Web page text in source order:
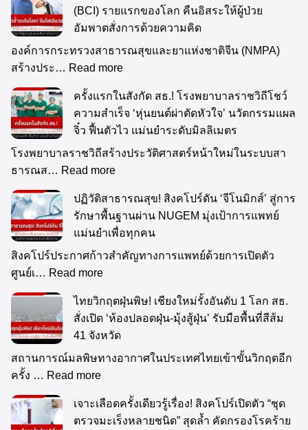
(BCI) รายแรกของโลก คืนอิสระให้ผู้ป่วย
อัมพาตสั่งการด้วยความคิด
องค์การกระทรวงสาธารณสุขและยาแห่งชาติจีน (NMPA)
สร้างประ… Read more
ครั้งแรกในสังกัด สธ.! โรงพยาบาลราชวิถีโชว์
ความสำเร็จ ‘หุ่นยนต์ผ่าตัดหัวใจ’ นวัตกรรมแผล
จิ๋ว ฟื้นตัวไว แม่นยำระดับมิลลิเมตร
โรงพยาบาลราชวิถีสร้างประวัติศาสตร์หน้าใหม่ในระบบสา
ธารณส… Read more
ปฏิวัติสาธารณสุข! สิงคโปร์ดัน ‘จีโนมิกส์’ สู่การ
รักษาพื้นฐานผ่าน NUGEM มุ่งเป้าการแพทย์
แม่นยำเพื่อทุกคน
สิงคโปร์ประกาศก้าวสำคัญทางการแพทย์ด้วยการเปิดตัว
ศูนย์เ… Read more
ไทยวิกฤตฝุ่นพิษ! เชียงใหม่รั้งอันดับ 1 โลก สธ.
สั่งเปิด ‘ห้องปลอดฝุ่น-มุ้งสู้ฝุ่น’ รับมือพื้นที่สีส้ม
41 จังหวัด
สถานการณ์มลพิษทางอากาศในประเทศไทยเข้าขั้นวิกฤตอีก
ครั้ง … Read more
เจาะเลือดครั้งเดียวรู้เรื่อง! สิงคโปร์เปิดตัว “ชุด
ตรวจมะเร็งหลายชนิด” สุดล้ำ คัดกรองโรคร้าย